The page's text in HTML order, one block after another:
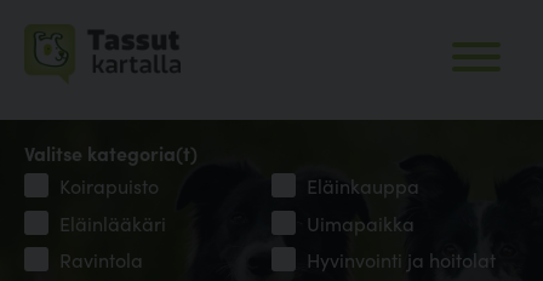
Valitse kategoria(t)
Koirapuisto
Eläinkauppa
Eläinlääkäri
Uimapaikka
Ravintola
Hyvinvointi ja hoitolat